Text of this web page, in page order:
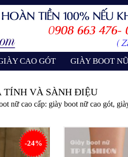
CAO GÓT GIÀY BOOT
TÍNH VÀ SÀNH ĐIỆU
nữ cao cấp: giày boot nữ cao gót,
-24%